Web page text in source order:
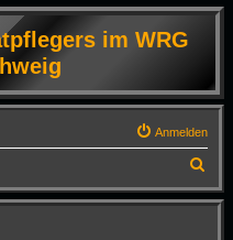
im WRG
Anmelden
u